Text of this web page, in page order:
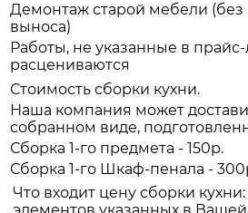
Демонтаж старой мебели (без
выноса)
Работы, не указанные в прайс-
расцениваются
Стоимость сборки кухни.
Наша компания может
собранном виде,
Сборка 1-го предмета - 150р.
Сборка 1-го Шкаф-пенала -
Что входит цену сборки